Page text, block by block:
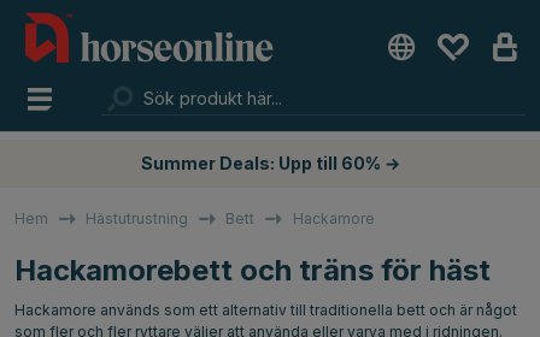
Summer Deals: Upp till 60% →
Hem Hästutrustning Bett Hackamore
Hackamorebett och träns för häst
Hackamore används som ett alternativ till traditionella bett och är något
som fler och fler ryttare väljer att använda eller varva med i ridningen.